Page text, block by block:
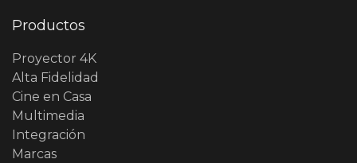
Productos
Proyector 4K
Alta Fidelidad
Cine en Casa
Multimedia
Integración
Marcas